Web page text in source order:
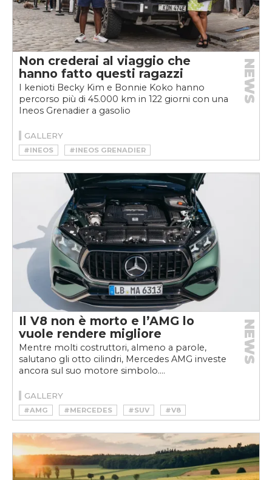
Non crederai al viaggio che
hanno fatto questi ragazzi
I kenioti Becky Kim e Bonnie Koko hanno
percorso più di 45.000 km in 122 giorni con una
Ineos Grenadier a gasolio
NEWS
GALLERY
#INEOS #INEOS GRENADIER
Il V8 non è morto e l’AMG lo
vuole rendere migliore
Mentre molti costruttori, almeno a parole,
salutano gli otto cilindri, Mercedes AMG investe
ancora sul suo motore simbolo....
NEWS
GALLERY
#AMG #MERCEDES #SUV #V8